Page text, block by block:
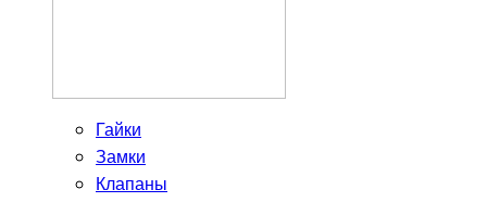
Гайки
Замки
Клапаны